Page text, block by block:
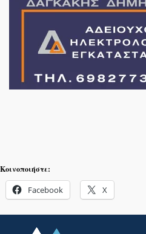
Κοινοποιήστε:
Facebook X